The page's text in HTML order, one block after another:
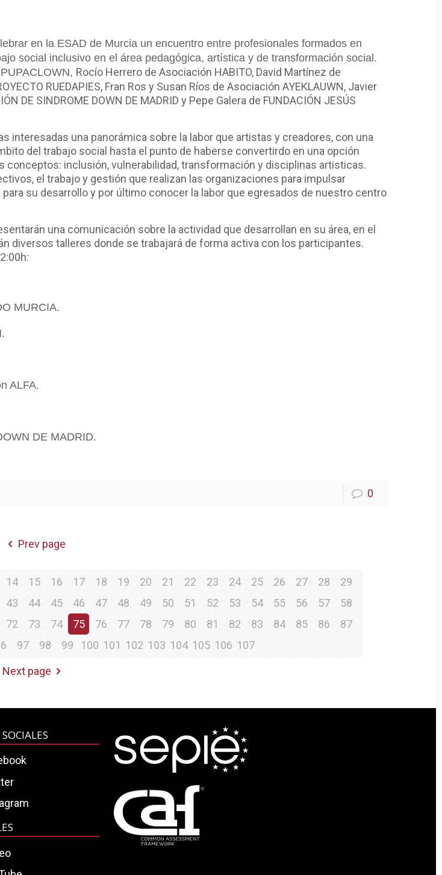
en la ESAD de Murcia un encuentro entre profesionales formados en
social inclusivo en el área pedagógica, artística y de transformación social.
Rocío Herrero de Asociación HABITO, David Martínez de
RUEDAPIES, Fran Ros y Susan Ríos de Asociación AYEKLAUWN, Javier
DE SINDROME DOWN DE MADRID y Pepe Galera de FUNDACIÓN JESÚS
interesadas una panorámica sobre la labor que artistas y creadores, con una
del trabajo social hasta el punto de haberse convertirdo en una opción
inclusión, vulnerabilidad, transformación y disciplinas artisticas.
el trabajo y gestión que realizan las organizaciones para impulsar
su desarrollo y por último conocer la labor que egresados de nuestro centro
una comunicación sobre la actividad que desarrollan en su área, en el
diversos talleres donde se trabajará de forma activa con los participantes.
MURCIA.
ALFA.
DE MADRID.
0
Prev page
14 15 16 17 18 19 20 21 22 23 24 25 26 27 28
29
43 44 45 46 47 48 49 50 51 52 53 54 55 56 57
58
72 73 74 75 76 77 78 79 80 81 82 83 84 85 86
87
97 98 99 100 101 102 103 104 105 106 107
Next page
SOCIALES